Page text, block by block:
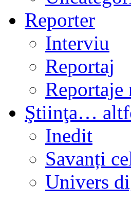
Reporter
Interviu
Reportaj
Reportaje
Ştiinţa…
Inedit
Savanți
Univers